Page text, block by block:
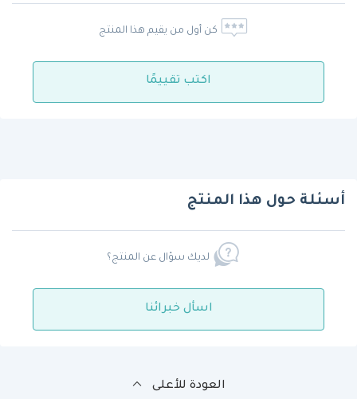
كن أول من يقيم هذا المنتج
اكتب تقييمًا
أسئلة حول هذا المنتج
لديك سؤال عن المنتج؟
اسأل خبرائنا
العودة للأعلى